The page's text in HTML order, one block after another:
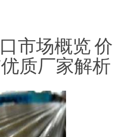
市场概览 价
质厂家解析